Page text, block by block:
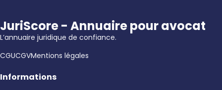
JuriScore - Annuaire pour avocat
L’annuaire juridique de confiance.
CGUCGVMentions légales
Informations